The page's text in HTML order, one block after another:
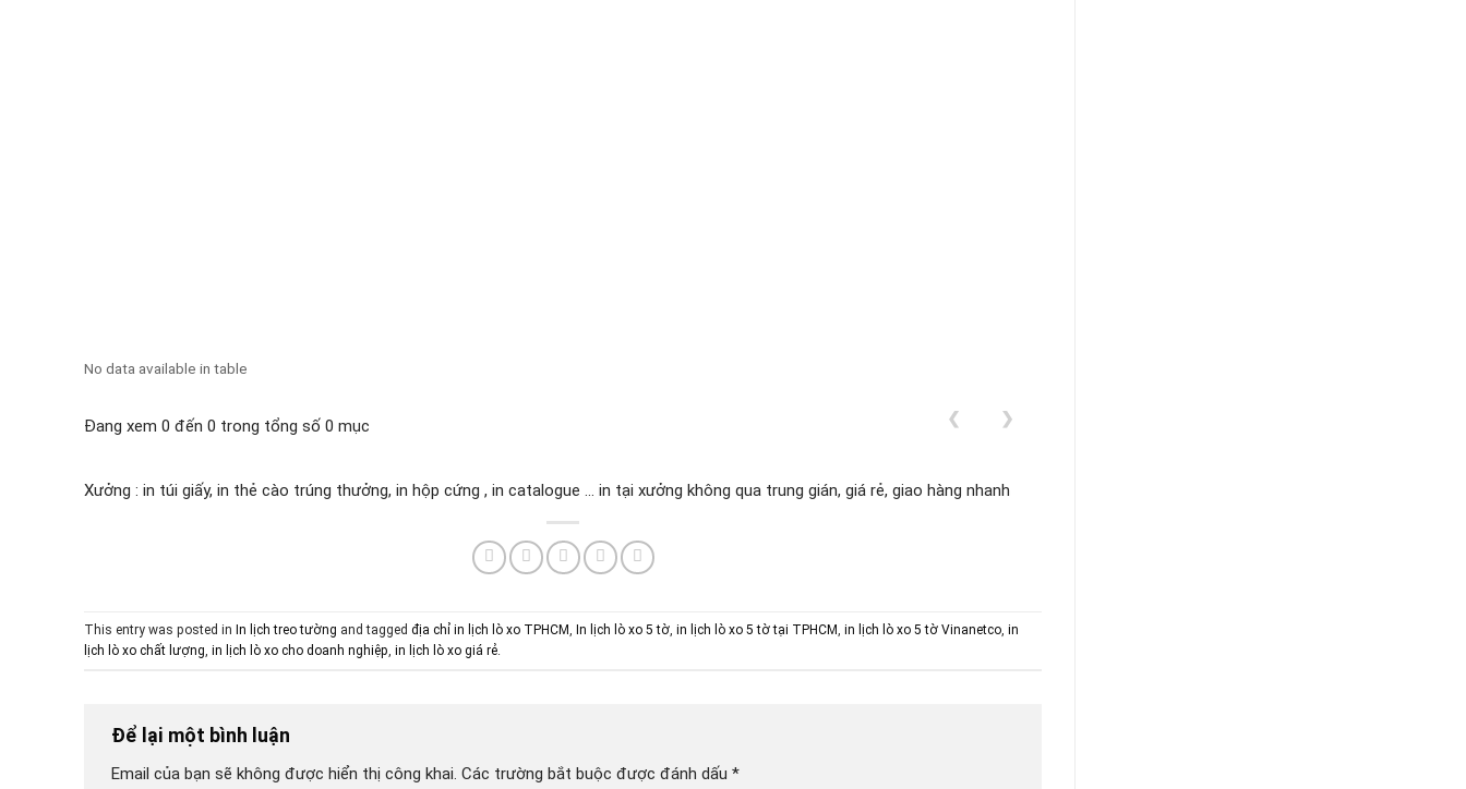
No data available in table
Đang xem 0 đến 0 trong tổng số 0 mục ❮ ❯
Xưởng : in túi giấy, in thẻ cào trúng thưởng, in hộp cứng , in catalogue ... in tại xưởng không qua trung gián, giá rẻ, giao hàng nhanh
This entry was posted in In lịch treo tường and tagged địa chỉ in lịch lò xo TPHCM In lịch lò xo 5 tờ in lịch lò xo 5 tờ tại TPHCM in lịch lò xo 5 tờ Vinanetco in
lịch lò xo chất lượng in lịch lò xo cho doanh nghiệp in lịch lò xo giá rẻ
Để lại một bình luận
Email của bạn sẽ không được hiển thị công khai. Các trường bắt buộc được đánh dấu *